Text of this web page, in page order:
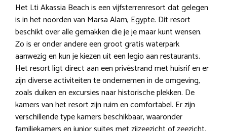
Het Lti Akassia Beach is een vijfsterrenresort dat gelegen
is in het noorden van Marsa Alam, Egypte. Dit resort
beschikt over alle gemakken die je je maar kunt wensen.
Zo is er onder andere een groot gratis waterpark
aanwezig en kun je kiezen uit een legio aan restaurants.
Het resort ligt direct aan een privéstrand met huisrif en er
zijn diverse activiteiten te ondernemen in de omgeving,
zoals duiken en excursies naar historische plekken. De
kamers van het resort zijn ruim en comfortabel. Er zijn
verschillende type kamers beschikbaar, waaronder